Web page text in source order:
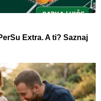
Extra. A ti? Saznaj